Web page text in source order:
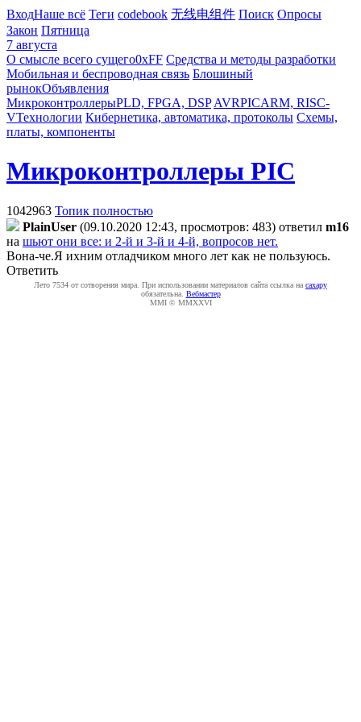
ВходНаше всё Теги codebook 无线电组件 Поиск Опросы
Закон Пятница
7 августа
О смысле всего сущего0xFF Средства и методы разработки
Мобильная и беспроводная связь Блошиный
рынокОбъявления
МикроконтроллерыPLD, FPGA, DSP AVRPICARM, RISC-
VТехнологии Кибернетика, автоматика, протоколы Схемы,
платы, компоненты
Микроконтроллеры PIC
1042963 Топик полностью
PlainUser (09.10.2020 12:43, просмотров: 483) ответил m16
на шьют они все: и 2-й и 3-й и 4-й, вопросов нет.
Вона-че.Я ихним отладчиком много лет как не пользуюсь.
Ответить
Лето 7534 от сотворения мира. При использовании материалов сайта ссылка на caxapу
обязательна. Вебмастер
MMI © MMXXVI